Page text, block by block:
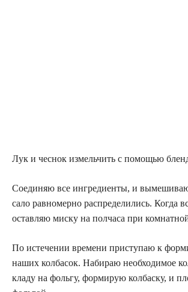
Лук и чеснок измельчить с помощью
Соединяю все ингредиенты, и
сало равномерно распределились. Когда
оставляю миску на полчаса при
По истечении времени приступаю к
наших колбасок. Набираю необходимое
кладу на фольгу, формирую колбаску, и